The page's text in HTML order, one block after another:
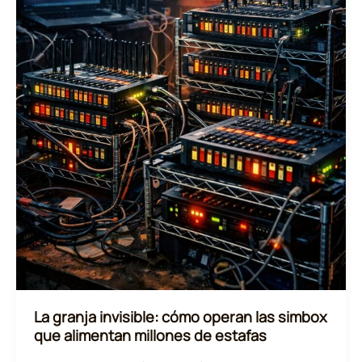
Confianza
Digital
La granja invisible: cómo operan las simbox
que alimentan millones de estafas